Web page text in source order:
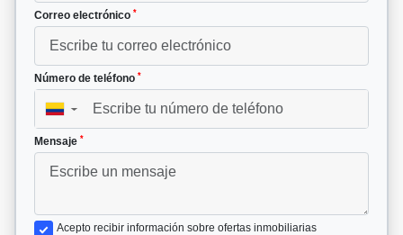
Correo electrónico *
Número de teléfono *
▼
Mensaje *
Acepto recibir información sobre ofertas inmobiliarias